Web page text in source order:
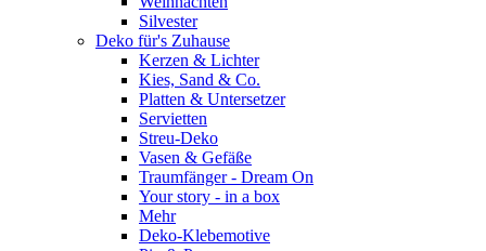
Silvester
Deko für's Zuhause
Kerzen & Lichter
Kies, Sand & Co.
Platten & Untersetzer
Servietten
Streu-Deko
Vasen & Gefäße
Traumfänger - Dream On
Your story - in a box
Mehr
Deko-Klebemotive